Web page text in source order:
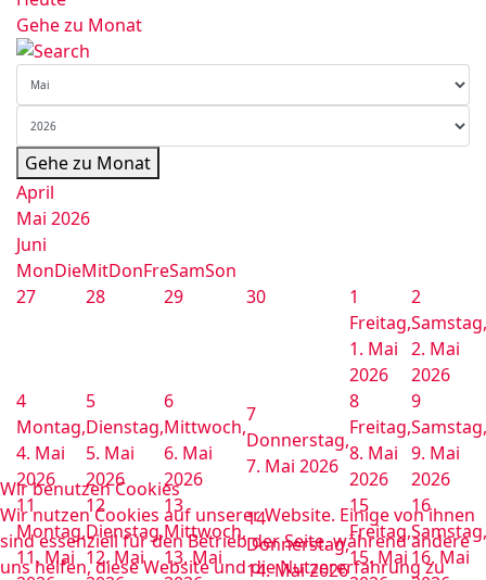
Gehe zu Monat
Gehe zu Monat
April
Mai 2026
Juni
MonDieMitDonFreSamSon
27
28 29 30
1
Freitag,
1. Mai
2026
2
Samstag,
2. Mai
2026
4
Montag,
4. Mai
2026
5
Dienstag,
5. Mai
2026
6
Mittwoch,
6. Mai
2026
7
Donnerstag,
7. Mai 2026
8
Freitag,
8. Mai
2026
9
Samstag,
9. Mai
2026
11
Montag,
11. Mai
12
Dienstag,
12. Mai
13
Mittwoch,
13. Mai
14
Donnerstag,
14. Mai 2026
15
Freitag,
15. Mai
16
Samstag,
16. Mai
Wir benutzen Cookies
Wir nutzen Cookies auf unserer Website. Einige von ihnen
sind essenziell für den Betrieb der Seite, während andere
uns helfen, diese Website und die Nutzererfahrung zu